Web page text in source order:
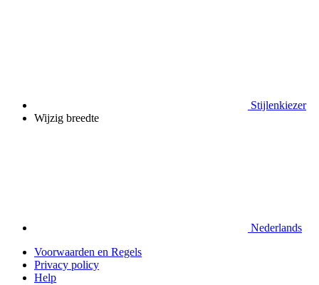
Stijlenkiezer
Wijzig breedte
Nederlands
Voorwaarden en Regels
Privacy policy
Help